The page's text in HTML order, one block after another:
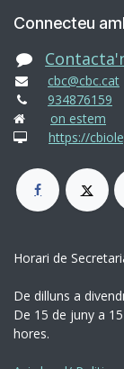
Connecteu
cbc@cbc.cat
934876159
on estem
https://
Horari de
De dilluns a
De 15 de juny a
hores.